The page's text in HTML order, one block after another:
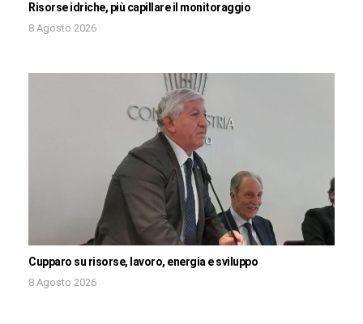
Risorse idriche, più capillare il monitoraggio
8 Agosto 2026
Cupparo su risorse, lavoro, energia e sviluppo
8 Agosto 2026